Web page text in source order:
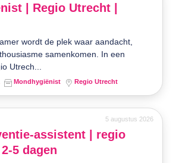
| Regio Utrecht |
wordt de plek waar aandacht,
samenkomen. In een
Utrech...
Mondhygiënist Regio Utrecht
5 augustus 2026
assistent | regio
5 dagen